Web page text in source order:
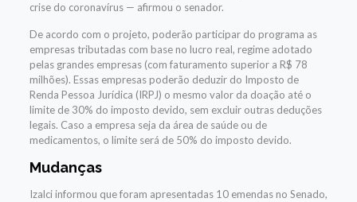
crise do coronavírus — afirmou o senador.
De acordo com o projeto, poderão participar do programa as
empresas tributadas com base no lucro real, regime adotado
pelas grandes empresas (com faturamento superior a R$ 78
milhões). Essas empresas poderão deduzir do Imposto de
Renda Pessoa Jurídica (IRPJ) o mesmo valor da doação até o
limite de 30% do imposto devido, sem excluir outras deduções
legais. Caso a empresa seja da área de saúde ou de
medicamentos, o limite será de 50% do imposto devido.
Mudanças
Izalci informou que foram apresentadas 10 emendas no Senado,